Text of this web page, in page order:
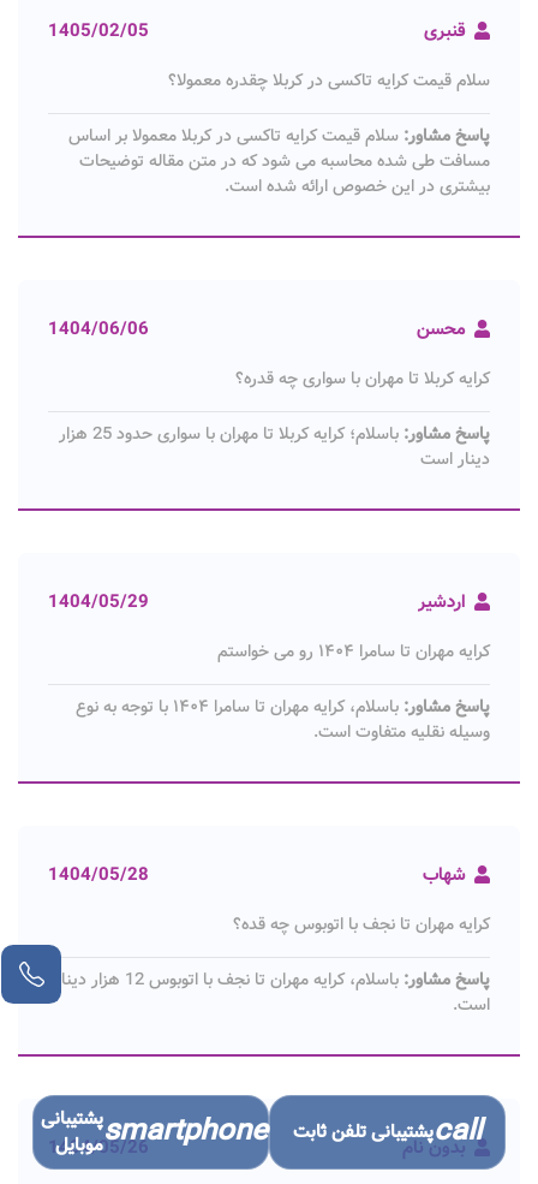
قنبری 1405/02/05
سلام قیمت کرایه تاکسی در کربلا چقدره معمولا؟
پاسخ مشاور: سلام قیمت کرایه تاکسی در کربلا معمولا بر اساس
مسافت طی شده محاسبه می شود که در متن مقاله توضیحات
بیشتری در این خصوص ارائه شده است.
محسن 1404/06/06
کرایه کربلا تا مهران با سواری چه قدره؟
پاسخ مشاور:
باسلام؛ کرایه کربلا تا مهران با سواری حدود 25 هزار
دینار است
اردشیر 1404/05/29
کرایه مهران تا سامرا ۱۴۰۴ رو می خواستم
پاسخ مشاور:
باسلام، کرایه مهران تا سامرا ۱۴۰۴ با توجه به نوع
وسیله نقلیه متفاوت است.
شهاب 1404/05/28
کرایه مهران تا نجف با اتوبوس چه قده؟
پاسخ مشاور:
باسلام، کرایه مهران تا نجف با اتوبوس 12 هزار دینار
است.
بدون نام 1404/05/26 callپشتیبانی تلفن ثابت smartphoneپشتیبانی
موبایل